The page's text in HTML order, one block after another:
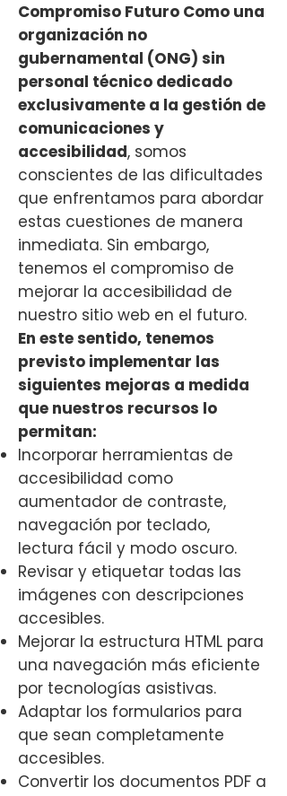
Compromiso Futuro Como una
organización no
gubernamental (ONG) sin
personal técnico dedicado
exclusivamente a la gestión de
comunicaciones y
accesibilidad, somos
conscientes de las dificultades
que enfrentamos para abordar
estas cuestiones de manera
inmediata. Sin embargo,
tenemos el compromiso de
mejorar la accesibilidad de
nuestro sitio web en el futuro.
En este sentido, tenemos
previsto implementar las
siguientes mejoras a medida
que nuestros recursos lo
permitan:
Incorporar herramientas de
accesibilidad como
aumentador de contraste,
navegación por teclado,
lectura fácil y modo oscuro.
Revisar y etiquetar todas las
imágenes con descripciones
accesibles.
Mejorar la estructura HTML para
una navegación más eficiente
por tecnologías asistivas.
Adaptar los formularios para
que sean completamente
accesibles.
Convertir los documentos PDF a